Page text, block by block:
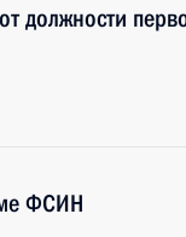
должности
ФСИН